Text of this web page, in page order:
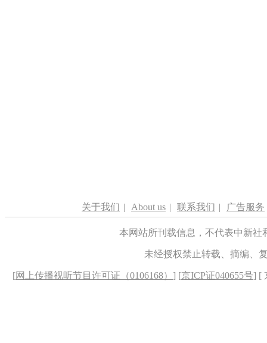
关于我们 | About us | 联系我们 | 广告服务
本网站所刊载信息，不代表中新
未经授权禁止转载、摘编、
[网上传播视听节目许可证（0106168） ] [京ICP证040655号] [